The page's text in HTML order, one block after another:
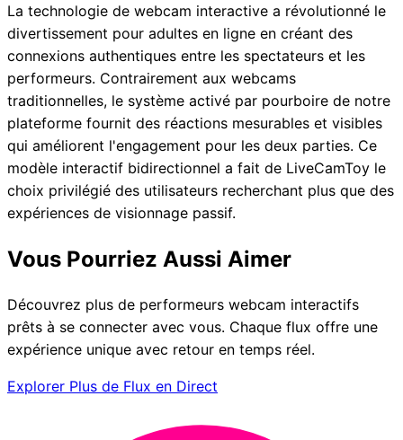
La technologie de webcam interactive a révolutionné le
divertissement pour adultes en ligne en créant des
connexions authentiques entre les spectateurs et les
performeurs. Contrairement aux webcams
traditionnelles, le système activé par pourboire de notre
plateforme fournit des réactions mesurables et visibles
qui améliorent l'engagement pour les deux parties. Ce
modèle interactif bidirectionnel a fait de LiveCamToy le
choix privilégié des utilisateurs recherchant plus que des
expériences de visionnage passif.
Vous Pourriez Aussi Aimer
Découvrez plus de performeurs webcam interactifs
prêts à se connecter avec vous. Chaque flux offre une
expérience unique avec retour en temps réel.
Explorer Plus de Flux en Direct